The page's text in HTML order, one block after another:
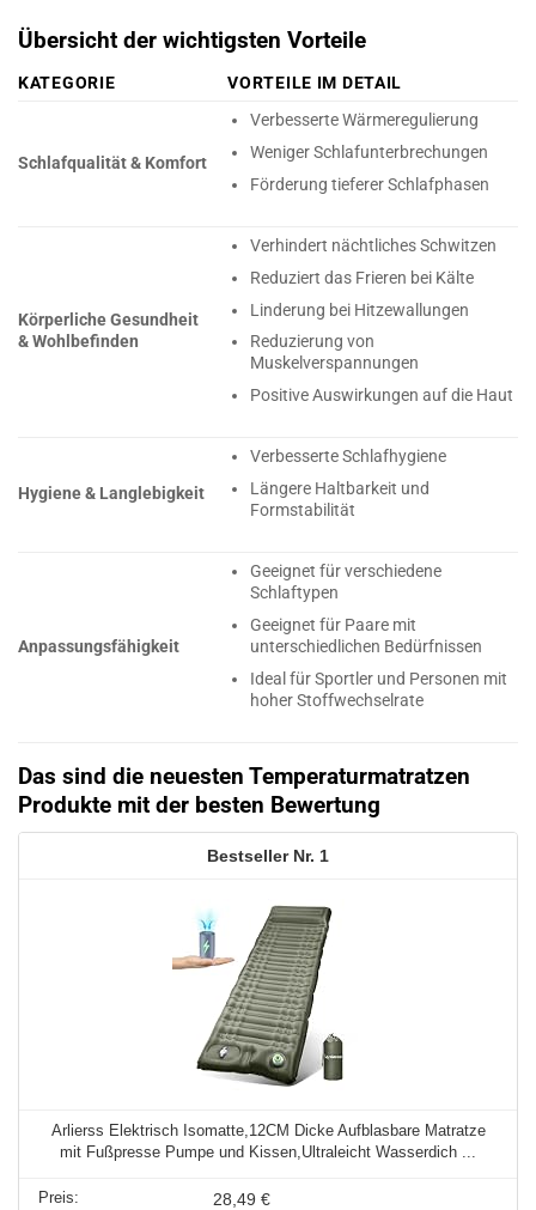
Übersicht der wichtigsten Vorteile
KATEGORIE VORTEILE IM DETAIL
Schlafqualität & Komfort
Verbesserte Wärmeregulierung
Weniger Schlafunterbrechungen
Förderung tieferer Schlafphasen
Körperliche Gesundheit
& Wohlbefinden
Verhindert nächtliches Schwitzen
Reduziert das Frieren bei Kälte
Linderung bei Hitzewallungen
Reduzierung von
Muskelverspannungen
Positive Auswirkungen auf die Haut
Hygiene & Langlebigkeit
Verbesserte Schlafhygiene
Längere Haltbarkeit und
Formstabilität
Anpassungsfähigkeit
Geeignet für verschiedene
Schlaftypen
Geeignet für Paare mit
unterschiedlichen Bedürfnissen
Ideal für Sportler und Personen mit
hoher Stoffwechselrate
Das sind die neuesten Temperaturmatratzen
Produkte mit der besten Bewertung
1
Arlierss Elektrisch Isomatte,12CM Dicke Aufblasbare Matratze
mit Fußpresse Pumpe und Kissen,Ultraleicht Wasserdich ...
28,49 €